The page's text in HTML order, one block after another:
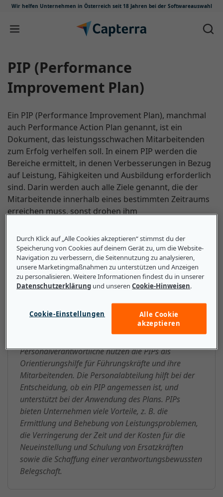
Wir helfen Unternehmen in Österreich seit 18 Jahren bei der Softwareauswahl
Zum Inhalt springen
PIP (Performance
Improvement Plan)
Ein PIP (Performance Improvement Plan), manchmal
auch Performance Action Plan genannt, ist ein
Dokument, das leistungsschwachen Mitarbeitenden
zum Erfolg verhelfen soll. In einem PIP werden die
Bereiche ermittelt, in denen Verbesserungen in Bezug
auf Leistung, Fähigkeiten und Ausbildung erforderlich
sind. Darin werden auch alle Ziele genannt, die der
Mitarbeitende innerhalb eines bestimmten Zeitraums
erreichen muss, sonst drohen ihm
Degradierung, Kündigung).
Das sollten kleine und mittlere
Unternehmen über PIP
(Performance Improvement Plan)
Personalverantwortliche nutzen die PIPs als
Orientierungshilfe für Führungskräfte und ihre
Mitarbeitenden. Die Personalabteilung hilft bei der
Entscheidung, ob ein PIP angemessen ist, und
unterstützt bei der Anwendung des Plans. PIPs
bieten Unternehmen viele Vorteile, z. B. die
Ermittlung und Behebung von Leistungsproblemen,
die Verringerung der Zeit und der Kosten für die
Neueinstellung und Schulung von Ersatzkräften
sowie die Schaffung einer verantwortungsbewussten
Belegschaft.
Durch Klick auf „Alle Cookies akzeptieren“ stimmst du der
Speicherung von Cookies auf deinem Gerät zu, um die Website-
Navigation zu verbessern, die Seitennutzung zu analysieren,
unsere Marketingmaßnahmen zu unterstützen und Anzeigen
zu personalisieren. Weitere Informationen findest du in unserer
Datenschutzerklärung und unserenCookie-Hinweisen.
Cookie-Einstellungen
Alle Cookie
akzeptieren